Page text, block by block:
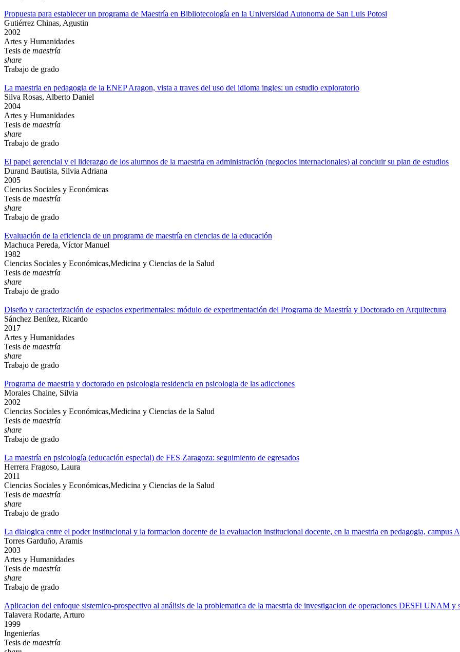
Propuesta para establecer un programa de Maestría en Bibliotecología en la Universidad Autonoma de San Luis Potosi
Gutiérrez Chinas, Agustin
2002
Artes y Humanidades
Tesis de maestría
share
Trabajo de grado
La maestria en pedagogia de la ENEP Aragon, vista a traves del uso del idioma ingles: un estudio exploratorio
Silva Rosas, Alberto Daniel
2004
Artes y Humanidades
Tesis de maestría
share
Trabajo de grado
El papel gerencial y el liderazgo de los alumnos de la maestria en administración (negocios internacionales) al concluir su plan de estudios
Durand Bautista, Silvia Adriana
2005
Ciencias Sociales y Económicas
Tesis de maestría
share
Trabajo de grado
Evaluación de la eficiencia de un programa de maestría en ciencias de la educación
Machuca Pereda, Víctor Manuel
1982
Ciencias Sociales y Económicas,Medicina y Ciencias de la Salud
Tesis de maestría
share
Trabajo de grado
Diseño y caracterización de espacios experimentales: módulo de experimentación del Programa de Maestría y Doctorado en Arquitectura
Sánchez Benítez, Ricardo
2017
Artes y Humanidades
Tesis de maestría
share
Trabajo de grado
Programa de maestria y doctorado en psicologia residencia en psicologia de las adicciones
Morales Chaine, Silvia
2002
Ciencias Sociales y Económicas,Medicina y Ciencias de la Salud
Tesis de maestría
share
Trabajo de grado
La maestría en psicología (educación especial) de FES Zaragoza: seguimiento de egresados
Herrera Fragoso, Laura
2011
Ciencias Sociales y Económicas,Medicina y Ciencias de la Salud
Tesis de maestría
share
Trabajo de grado
La dialogica entre el poder institucional y la formacion docente de la evaluacion institucional docente, en la maestria en pedagogia,
Torres Garduño, Aramis
2003
Artes y Humanidades
Tesis de maestría
share
Trabajo de grado
Aplicacion del enfoque sistemico-prospectivo al análisis de la problematica de la maestria de investigacion de operaciones DESFI UNAM y
Talavera Rodarte, Arturo
1999
Ingenierías
Tesis de maestría